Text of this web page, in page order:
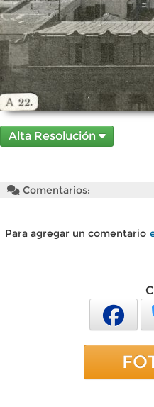
Alta Resolución
Comentarios:
Para agregar un comentario